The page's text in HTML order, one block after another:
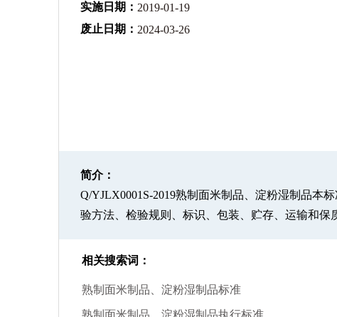
实施日期： 2019-01-19
废止日期： 2024-03-26
简介：
Q/YJLX0001S-2019熟制面米制品、淀粉湿制品本
验方法、检验规则、标识、包装、贮存、运输和保
相关搜索词：
熟制面米制品、淀粉湿制品标准
熟制面米制品、淀粉湿制品执行标准